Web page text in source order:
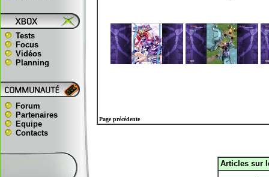
Tests
Focus
Vidéos
Planning
Forum
Partenaires
Equipe
Contacts
Page précédente
Articles sur